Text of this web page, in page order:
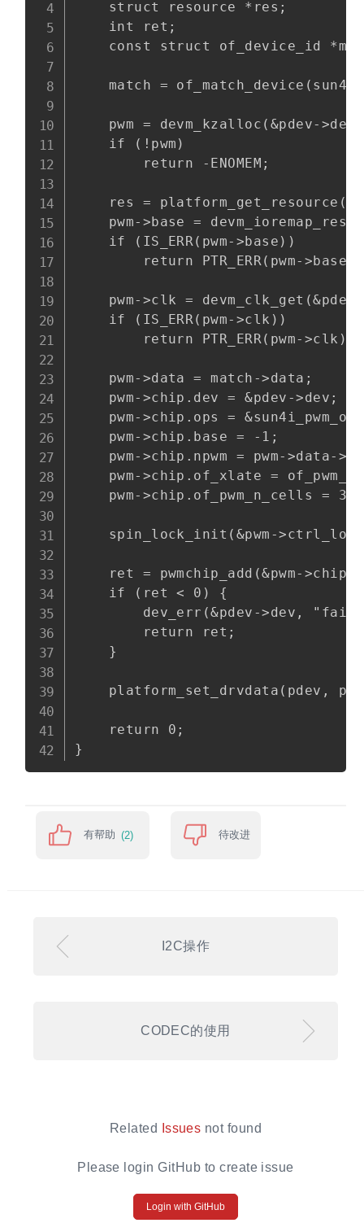
    struct resource *res;
    int ret;
const struct of_device_id
match =
pwm = devm_kzalloc(&pdev-
    if (!pwm)
        return -ENOMEM;
res =
pwm->base =
    if (IS_ERR(pwm->base))
        return PTR_ERR(pwm->base);
pwm->clk =
    if (IS_ERR(pwm->clk))
        return PTR_ERR(pwm->clk);
    pwm->data = match->data;
    pwm->chip.dev = &pdev->dev;
pwm->chip.ops =
    pwm->chip.base = -1;
pwm->chip.npwm = pwm->data-
pwm->chip.of_xlate =
    pwm->chip.of_pwm_n_cells = 3;
spin_lock_init(&pwm-
ret = pwmchip_add(&pwm-
    if (ret < 0) {
dev_err(&pdev->dev,
        return ret;
    }
platform_set_drvdata(pdev,
    return 0;
有帮助 (2) 待改进
I2C操作
CODEC的使用
Related Issues not found
Please login GitHub to create issue
Login with GitHub